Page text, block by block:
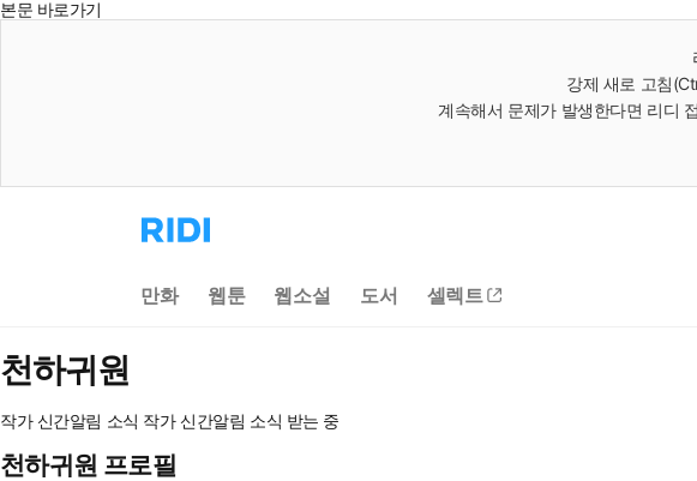
본문 바로가기
강제 새로 고침
계속해서 문제가 발생한다면 리디
리
디
으
로
만화 웹툰 웹소설 도서 셀렉트
천하귀원
작가 신간알림 소식 작가 신간알림 소식 받는 중
천하귀원 프로필